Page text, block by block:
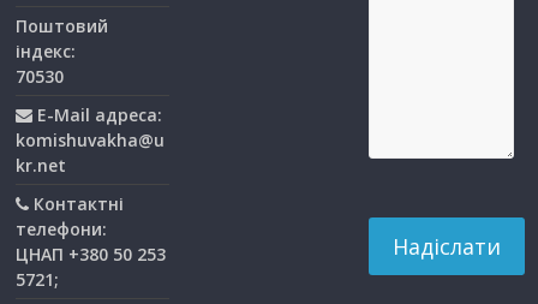
Поштовий
індекс:
70530
E-Mail адреса:
komishuvakha@u
kr.net
Контактні
телефони:
ЦНАП +380 50 253
5721;